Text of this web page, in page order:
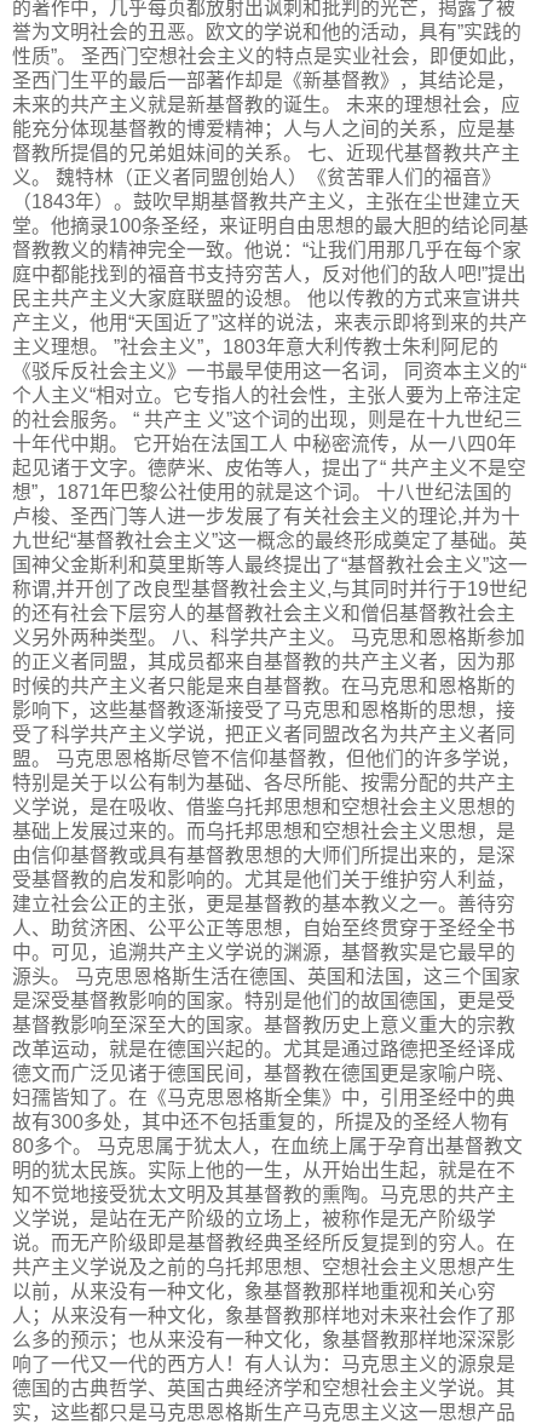
的著作中，几乎每页都放射出讽刺和批判的光芒，揭露了被
誉为文明社会的丑恶。欧文的学说和他的活动，具有”实践的
性质”。 圣西门空想社会主义的特点是实业社会，即便如此，
圣西门生平的最后一部著作却是《新基督教》，其结论是，
未来的共产主义就是新基督教的诞生。 未来的理想社会，应
能充分体现基督教的博爱精神；人与人之间的关系，应是基
督教所提倡的兄弟姐妹间的关系。 七、近现代基督教共产主
义。 魏特林（正义者同盟创始人）《贫苦罪人们的福音》
（1843年）。鼓吹早期基督教共产主义，主张在尘世建立天
堂。他摘录100条圣经，来证明自由思想的最大胆的结论同基
督教教义的精神完全一致。他说：“让我们用那几乎在每个家
庭中都能找到的福音书支持穷苦人，反对他们的敌人吧!”提出
民主共产主义大家庭联盟的设想。 他以传教的方式来宣讲共
产主义，他用“天国近了”这样的说法，来表示即将到来的共产
主义理想。 ”社会主义”，1803年意大利传教士朱利阿尼的
《驳斥反社会主义》一书最早使用这一名词， 同资本主义的“
个人主义“相对立。它专指人的社会性，主张人要为上帝注定
的社会服务。 “ 共产主 义”这个词的出现，则是在十九世纪三
十年代中期。 它开始在法国工人 中秘密流传，从一八四0年
起见诸于文字。德萨米、皮佑等人，提出了“ 共产主义不是空
想”，1871年巴黎公社使用的就是这个词。 十八世纪法国的
卢梭、圣西门等人进一步发展了有关社会主义的理论,并为十
九世纪“基督教社会主义”这一概念的最终形成奠定了基础。英
国神父金斯利和莫里斯等人最终提出了“基督教社会主义”这一
称谓,并开创了改良型基督教社会主义,与其同时并行于19世纪
的还有社会下层穷人的基督教社会主义和僧侣基督教社会主
义另外两种类型。 八、科学共产主义。 马克思和恩格斯参加
的正义者同盟，其成员都来自基督教的共产主义者，因为那
时候的共产主义者只能是来自基督教。在马克思和恩格斯的
影响下，这些基督教逐渐接受了马克思和恩格斯的思想，接
受了科学共产主义学说，把正义者同盟改名为共产主义者同
盟。 马克思恩格斯尽管不信仰基督教，但他们的许多学说，
特别是关于以公有制为基础、各尽所能、按需分配的共产主
义学说，是在吸收、借鉴乌托邦思想和空想社会主义思想的
基础上发展过来的。而乌托邦思想和空想社会主义思想，是
由信仰基督教或具有基督教思想的大师们所提出来的，是深
受基督教的启发和影响的。尤其是他们关于维护穷人利益，
建立社会公正的主张，更是基督教的基本教义之一。善待穷
人、助贫济困、公平公正等思想，自始至终贯穿于圣经全书
中。可见，追溯共产主义学说的渊源，基督教实是它最早的
源头。 马克思恩格斯生活在德国、英国和法国，这三个国家
是深受基督教影响的国家。特别是他们的故国德国，更是受
基督教影响至深至大的国家。基督教历史上意义重大的宗教
改革运动，就是在德国兴起的。尤其是通过路德把圣经译成
德文而广泛见诸于德国民间，基督教在德国更是家喻户晓、
妇孺皆知了。在《马克思恩格斯全集》中，引用圣经中的典
故有300多处，其中还不包括重复的，所提及的圣经人物有
80多个。 马克思属于犹太人，在血统上属于孕育出基督教文
明的犹太民族。实际上他的一生，从开始出生起，就是在不
知不觉地接受犹太文明及其基督教的熏陶。马克思的共产主
义学说，是站在无产阶级的立场上，被称作是无产阶级学
说。而无产阶级即是基督教经典圣经所反复提到的穷人。在
共产主义学说及之前的乌托邦思想、空想社会主义思想产生
以前，从来没有一种文化，象基督教那样地重视和关心穷
人；从来没有一种文化，象基督教那样地对未来社会作了那
么多的预示；也从来没有一种文化，象基督教那样地深深影
响了一代又一代的西方人！有人认为：马克思主义的源泉是
德国的古典哲学、英国古典经济学和空想社会主义学说。其
实，这些都只是马克思恩格斯生产马克思主义这一思想产品